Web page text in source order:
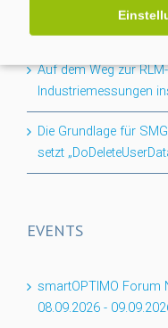
Flexibilität für den
Auf dem Weg zur
Industriemessungen
Die Grundlage für
setzt
EVENTS
smartOPTIMO Forum
08.09.2026 -